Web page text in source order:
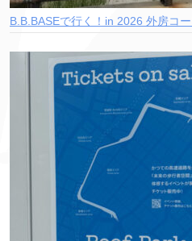
B.B.BASEで行く！in 2026 外房コ